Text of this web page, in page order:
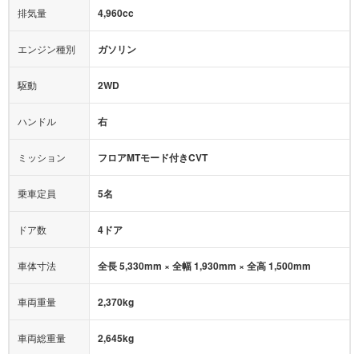
ミュージックプレイヤー接続可
1500W給電
サポカー
アダプティブクルーズコントロール
ヒルディセントコントロール
オートマチックハイビーム
排気量 4,960cc
エンジン種別 ガソリン
駆動 2WD
ハンドル 右
ミッション フロアMTモード付きCVT
乗車定員 5名
ドア数 4ドア
車体寸法 全長 5,330mm × 全幅 1,930mm × 全高 1,500mm
車両重量 2,370kg
車両総重量 2,645kg